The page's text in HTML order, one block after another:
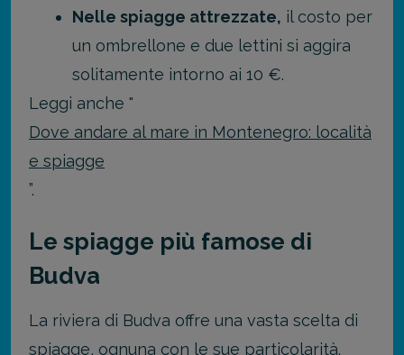
Nelle spiagge attrezzate, il costo per
un ombrellone e due lettini si aggira
solitamente intorno ai 10 €.
Leggi anche "
Dove andare al mare in Montenegro: località
e spiagge
”.
Le spiagge più famose di
Budva
La riviera di Budva offre una vasta scelta di
spiagge, ognuna con le sue particolarità.